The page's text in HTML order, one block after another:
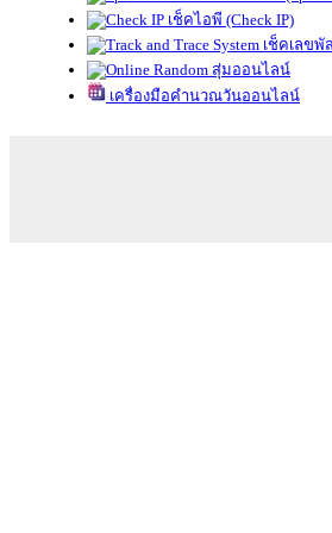
เช็คไอพี (Check IP)
เช็คเลขพั
สุ่มออนไลน์
เครื่องมือคำนวณวันออนไลน์